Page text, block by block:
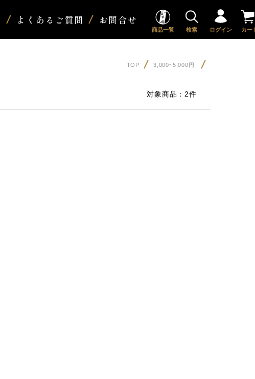
よくあるご質問 お問合せ
商品一覧 検索 ログイン カー
TOP 3,000~5,000円
対象商品： 2件